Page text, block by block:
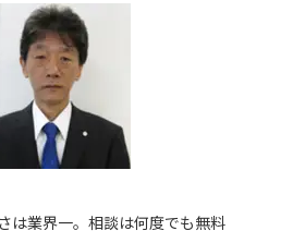
は業界一。相談は何度でも無料